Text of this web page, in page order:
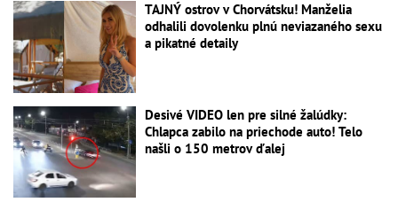
TAJNÝ ostrov v Chorvátsku! Manželia
odhalili dovolenku plnú neviazaného sexu
a pikatné detaily
Desivé VIDEO len pre silné žalúdky:
Chlapca zabilo na priechode auto! Telo
našli o 150 metrov ďalej